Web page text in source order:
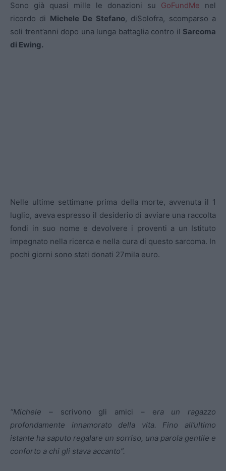
Sono già quasi mille le donazioni su GoFundMe nel
ricordo di Michele De Stefano, diSolofra, scomparso a
soli trent’anni dopo una lunga battaglia contro il Sarcoma
di Ewing.
Nelle ultime settimane prima della morte, avvenuta il 1
luglio, aveva espresso il desiderio di avviare una raccolta
fondi in suo nome e devolvere i proventi a un Istituto
impegnato nella ricerca e nella cura di questo sarcoma. In
pochi giorni sono stati donati 27mila euro.
“Michele –scrivono gli amici – era un ragazzo
profondamente innamorato della vita. Fino all’ultimo
istante ha saputo regalare un sorriso, una parola gentile e
conforto a chi gli stava accanto”.